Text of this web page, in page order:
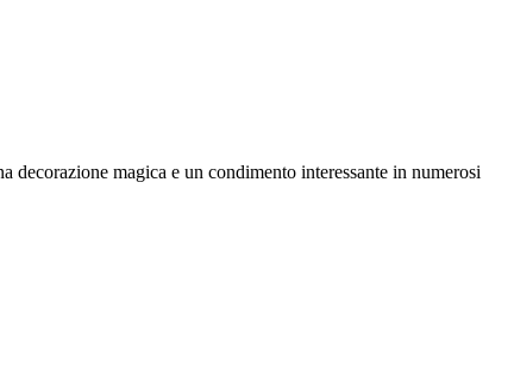
magica e un condimento interessante in numerosi